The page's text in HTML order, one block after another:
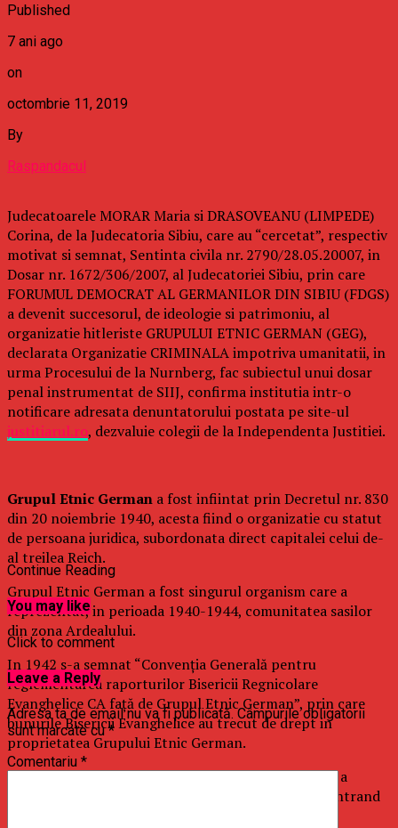
Published
7 ani ago
on
octombrie 11, 2019
By
Raspandacul
Judecatoarele MORAR Maria si DRASOVEANU (LIMPEDE)
Corina, de la Judecatoria Sibiu, care au “cercetat”, respectiv
motivat si semnat, Sentinta civila nr. 2790/28.05.20007, in
Dosar nr. 1672/306/2007, al Judecatoriei Sibiu, prin care
FORUMUL DEMOCRAT AL GERMANILOR DIN SIBIU (FDGS)
a devenit succesorul, de ideologie si patrimoniu, al
organizatie hitleriste GRUPULUI ETNIC GERMAN (GEG),
declarata Organizatie CRIMINALA impotriva umanitatii, in
urma Procesului de la Nurnberg, fac subiectul unui dosar
penal instrumentat de SIIJ, confirma institutia intr-o
notificare adresata denuntatorului postata pe site-ul
justitiarul.ro, dezvaluie colegii de la Independenta Justitiei.
Grupul Etnic German a fost infiintat prin Decretul nr. 830
din 20 noiembrie 1940, acesta fiind o organizatie cu statut
de persoana juridica, subordonata direct capitalei celui de-
al treilea Reich.
Grupul Etnic German a fost singurul organism care a
reprezentat, in perioada 1940-1944, comunitatea sasilor
din zona Ardealului.
In 1942 s-a semnat “Convenţia Generală pentru
reglementarea raporturilor Bisericii Regnicolare
Evanghelice CA faţă de Grupul Etnic German”, prin care
bunurile Bisericii Evanghelice au trecut de drept in
proprietatea Grupului Etnic German.
In 1944, prin Decretul-lege 485/1944, Regele Mihai a
desfiintat Grupul Etnic German, bunurile acestuia intrand
Continue Reading
You may like
Click to comment
Leave a Reply
Adresa ta de email nu va fi publicată. Câmpurile obligatorii
sunt marcate cu*
Comentariu *